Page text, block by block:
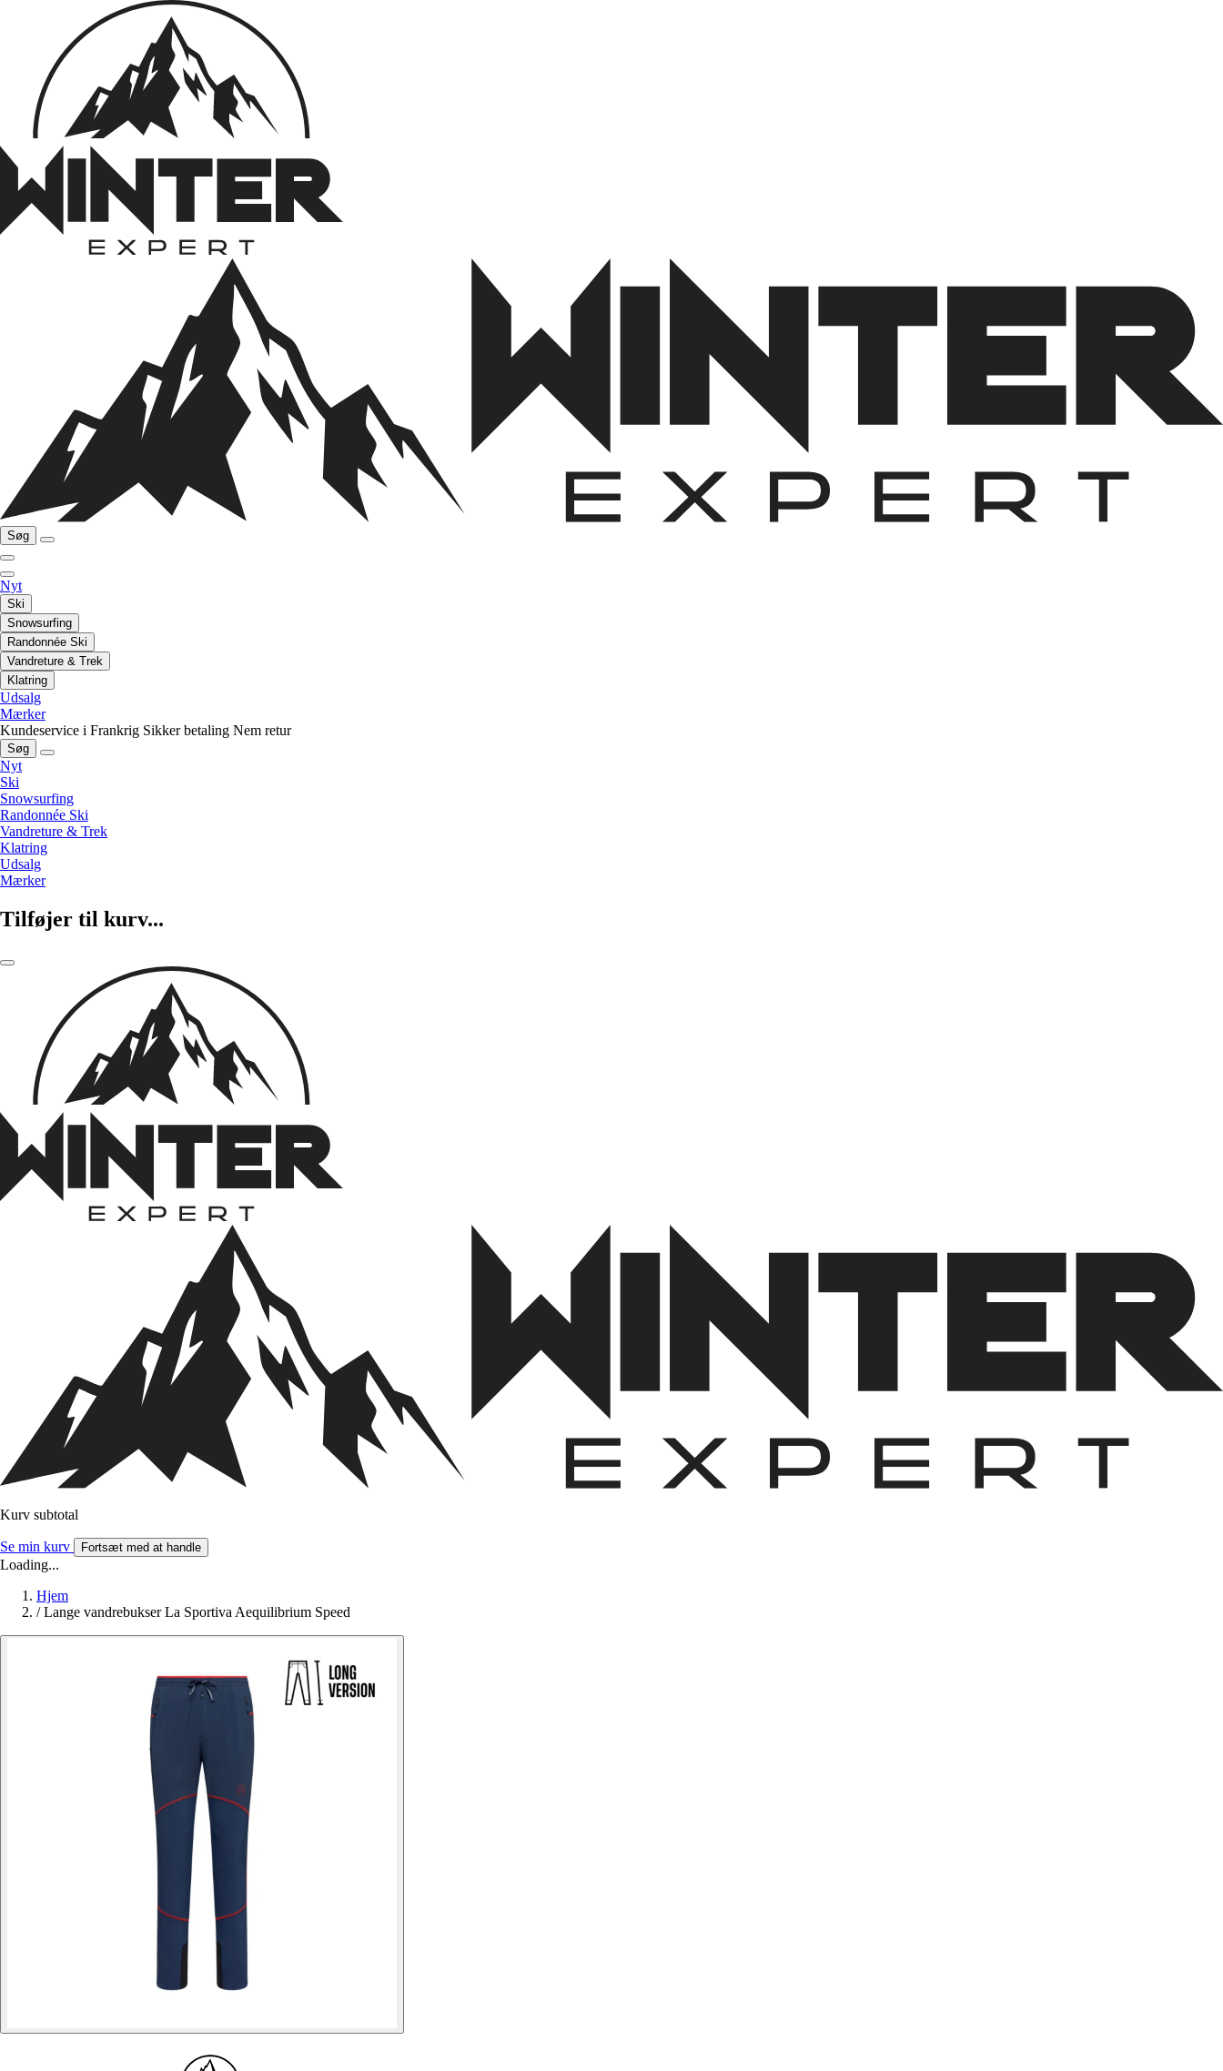
Søg
Nyt
Ski
Snowsurfing
Randonnée Ski
Vandreture & Trek
Klatring
Udsalg
Mærker
Kundeservice i Frankrig Sikker betaling Nem retur
Søg
Nyt
Ski
Snowsurfing
Randonnée Ski
Vandreture & Trek
Klatring
Udsalg
Mærker
Tilføjer til kurv...
Kurv subtotal
Se min kurv Fortsæt med at handle
Loading...
Hjem
/ Lange vandrebukser La Sportiva Aequilibrium Speed